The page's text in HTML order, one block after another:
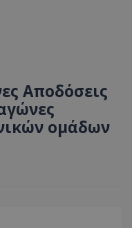
Αποδόσεις
ομάδων